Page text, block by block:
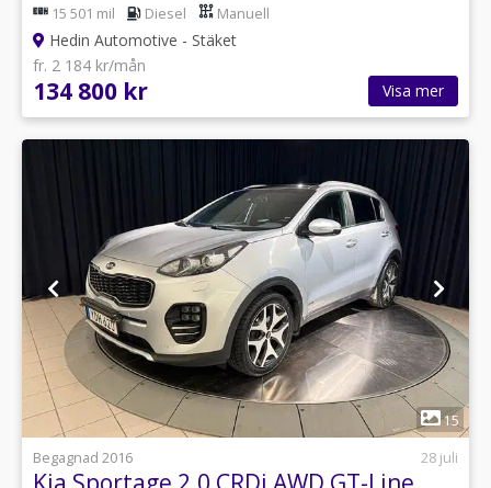
15 501 mil Diesel Manuell
Hedin Automotive - Stäket
fr. 2 184 kr/mån
134 800 kr Visa mer
15
Begagnad 2016
28 juli